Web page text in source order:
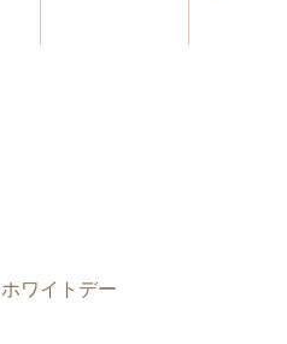
ホワイトデー